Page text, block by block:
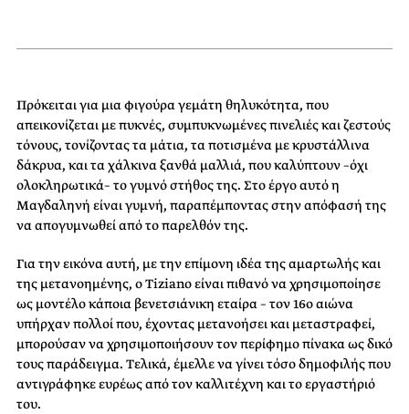
Πρόκειται για μια φιγούρα γεμάτη θηλυκότητα, που
απεικονίζεται με πυκνές, συμπυκνωμένες πινελιές και ζεστούς
τόνους, τονίζοντας τα μάτια, τα ποτισμένα με κρυστάλλινα
δάκρυα, και τα χάλκινα ξανθά μαλλιά, που καλύπτουν –όχι
ολοκληρωτικά– το γυμνό στήθος της. Στο έργο αυτό η
Μαγδαληνή είναι γυμνή, παραπέμποντας στην απόφασή της
να απογυμνωθεί από το παρελθόν της.
Για την εικόνα αυτή, με την επίμονη ιδέα της αμαρτωλής και
της μετανοημένης, ο Tiziano είναι πιθανό να χρησιμοποίησε
ως μοντέλο κάποια βενετσιάνικη εταίρα – τον 16ο αιώνα
υπήρχαν πολλοί που, έχοντας μετανοήσει και μεταστραφεί,
μπορούσαν να χρησιμοποιήσουν τον περίφημο πίνακα ως δικό
τους παράδειγμα. Τελικά, έμελλε να γίνει τόσο δημοφιλής που
αντιγράφηκε ευρέως από τον καλλιτέχνη και το εργαστήριό
του.